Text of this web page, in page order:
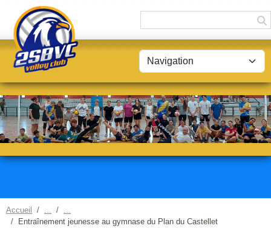
Accueil
Entraînement jeunesse au gymnase du Plan du Castellet
Panneau de gestion des cookies